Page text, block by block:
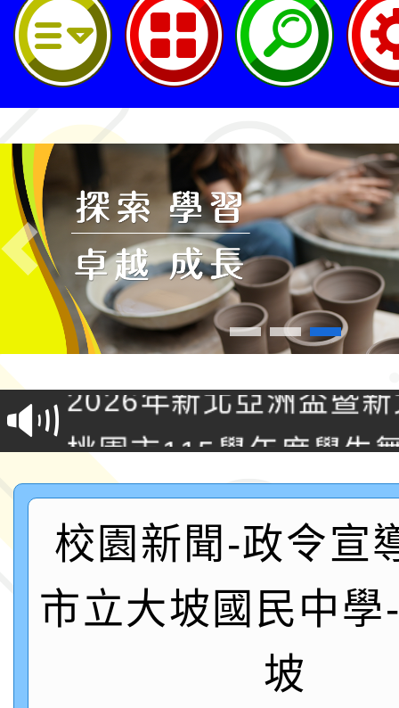
Previous
轉知桃園市政府交通局
共運輸服務，鼓勵民眾
案，詳如說明，請參閱
115年第二屆全國原住
鐵人三項錦標賽
桃園市115學年度學生
「2026年『王牌愛／
運動系列徵選頒獎典禮
成果展」
2026城鎮韌性防空演習
桃園市大溪自造教育及
年八月份教師研習
國立成功大學辦理「台
融平台-教案暨教學示
115學年度「學習扶助
校園新聞-政令宣
市立大坡國民中學
坡